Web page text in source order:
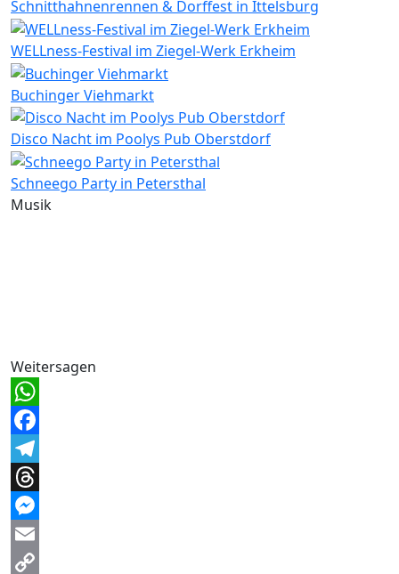
Schnitthahnenrennen & Dorffest in Ittelsburg
WELLness-Festival im Ziegel-Werk Erkheim
Buchinger Viehmarkt
Disco Nacht im Poolys Pub Oberstdorf
Schneego Party in Petersthal
Musik
Weitersagen
WhatsApp
Facebook
Telegram
Threads
Messenger
Email